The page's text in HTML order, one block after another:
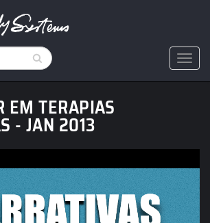
EM TERAPIAS
- JAN 2013